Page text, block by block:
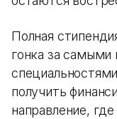
Полная
гонка за самыми
получить
направление,